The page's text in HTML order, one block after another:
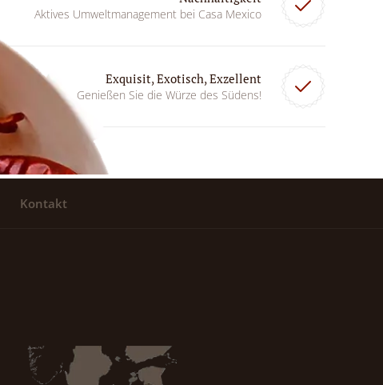
Aktives Umweltmanagement bei Casa Mexico
Exquisit, Exotisch, Exzellent
Genießen Sie die Würze des Südens!
Kontakt